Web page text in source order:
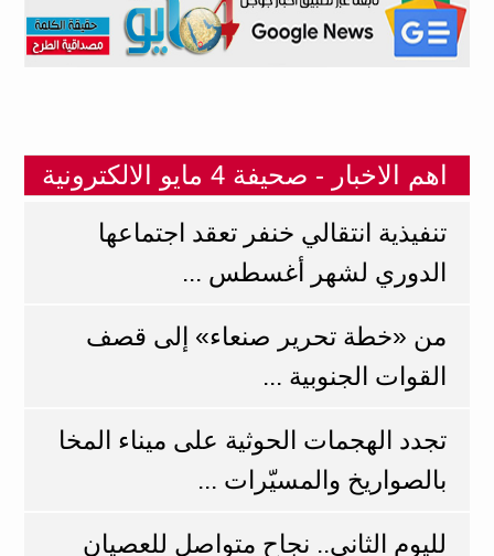
اهم الاخبار - صحيفة 4 مايو الالكترونية
تنفيذية انتقالي خنفر تعقد اجتماعها
الدوري لشهر أغسطس ...
من «خطة تحرير صنعاء» إلى قصف
القوات الجنوبية ...
تجدد الهجمات الحوثية على ميناء المخا
بالصواريخ والمسيّرات ...
لليوم الثاني.. نجاح متواصل للعصيان